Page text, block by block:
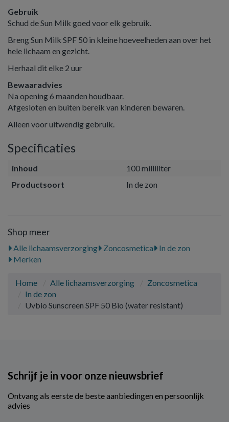
Gebruik
Schud de Sun Milk goed voor elk gebruik.
Breng Sun Milk SPF 50 in kleine hoeveelheden aan over het
hele lichaam en gezicht.
Herhaal dit elke 2 uur
Bewaaradvies
Na opening 6 maanden houdbaar.
Afgesloten en buiten bereik van kinderen bewaren.
Alleen voor uitwendig gebruik.
Specificaties
inhoud
100 milliliter
Productsoort
In de zon
Shop meer
Alle lichaamsverzorging Zoncosmetica
In de zon
Merken
Home Alle lichaamsverzorging
Zoncosmetica
In de zon
Uvbio Sunscreen SPF 50 Bio (water resistant)
Schrijf je in voor onze nieuwsbrief
Ontvang als eerste de beste aanbiedingen en persoonlijk
advies